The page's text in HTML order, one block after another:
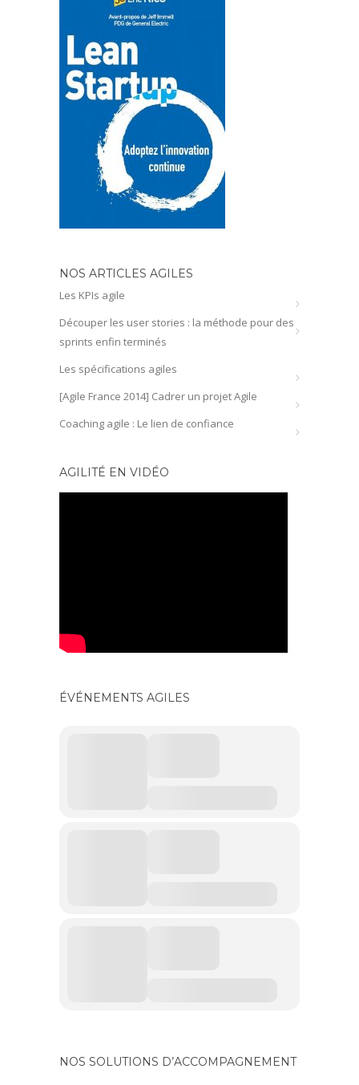
NOS ARTICLES AGILES
Les KPIs agile
Découper les user stories : la méthode pour des
sprints enfin terminés
Les spécifications agiles
[Agile France 2014] Cadrer un projet Agile
Coaching agile : Le lien de confiance
AGILITÉ EN VIDÉO
ÉVÉNEMENTS AGILES
NOS SOLUTIONS D’ACCOMPAGNEMENT